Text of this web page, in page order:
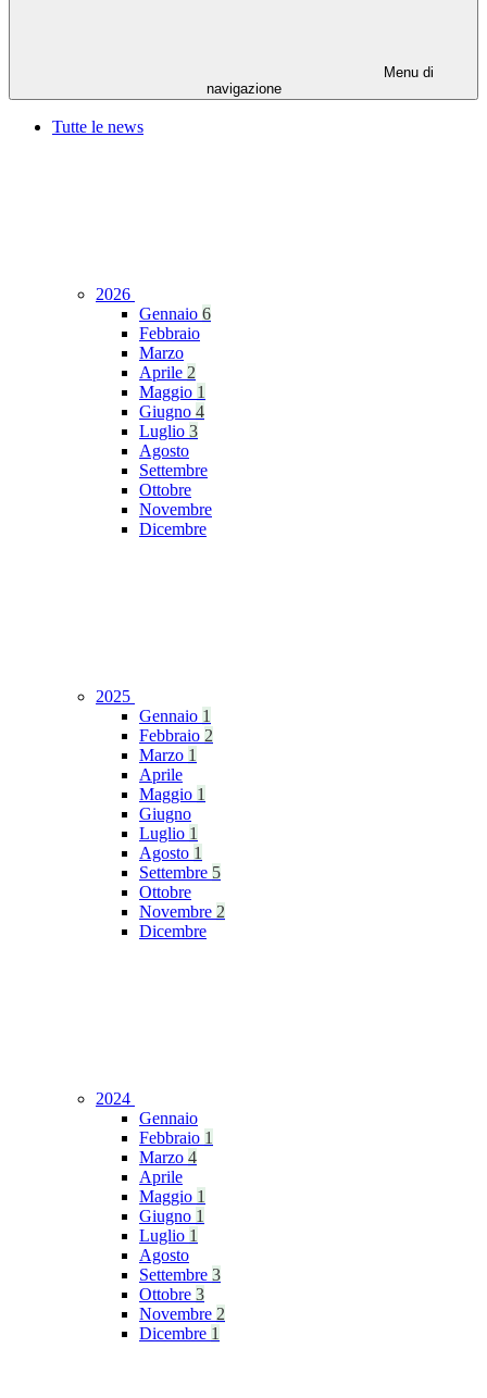
Menu di
navigazione
Tutte le news
2026
Gennaio 6
Febbraio
Marzo
Aprile 2
Maggio 1
Giugno 4
Luglio 3
Agosto
Settembre
Ottobre
Novembre
Dicembre
2025
Gennaio 1
Febbraio 2
Marzo 1
Aprile
Maggio 1
Giugno
Luglio 1
Agosto 1
Settembre 5
Ottobre
Novembre 2
Dicembre
2024
Gennaio
Febbraio 1
Marzo 4
Aprile
Maggio 1
Giugno 1
Luglio 1
Agosto
Settembre 3
Ottobre 3
Novembre 2
Dicembre 1